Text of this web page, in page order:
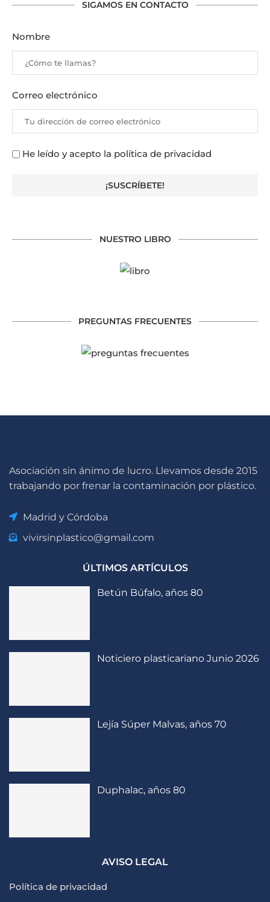
SIGAMOS EN CONTACTO
Nombre
Correo electrónico
He leído y acepto la política de privacidad
NUESTRO LIBRO
PREGUNTAS FRECUENTES
Asociación sin ánimo de lucro. Llevamos desde 2015
trabajando por frenar la contaminación por plástico.
Madrid y Córdoba
vivirsinplastico@gmail.com
ÚLTIMOS ARTÍCULOS
Betún Búfalo, años 80
Noticiero plasticariano Junio 2026
Lejía Súper Malvas, años 70
Duphalac, años 80
AVISO LEGAL
Política de privacidad